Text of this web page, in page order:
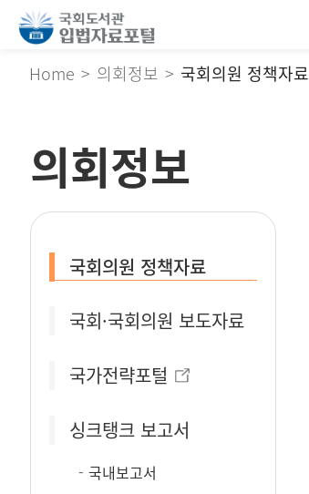
Home 의회정보 국회의원 정책자료
의회정보
국회의원 정책자료
국회·국회의원 보도자료
국가전략포털
싱크탱크 보고서
국내보고서